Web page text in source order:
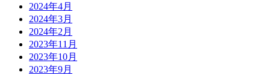
2024年4月
2024年3月
2024年2月
2023年11月
2023年10月
2023年9月